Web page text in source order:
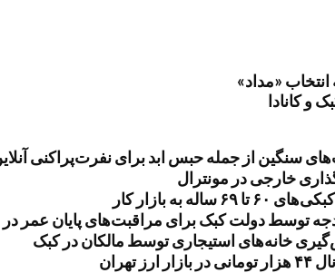
«مداد»
و کانادا
سنگین از جمله حبس ابد برای نفرت‌پراکنی
به بازار کار